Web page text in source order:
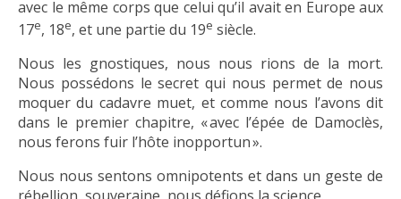
avec le même corps que celui qu’il avait en Europe aux
17e, 18e, et une partie du 19e siècle.
Nous les gnostiques, nous nous rions de la mort.
Nous possédons le secret qui nous permet de nous
moquer du cadavre muet, et comme nous l’avons dit
dans le premier chapitre, « avec l’épée de Damoclès,
nous ferons fuir l’hôte inopportun ».
Nous nous sentons omnipotents et dans un geste de